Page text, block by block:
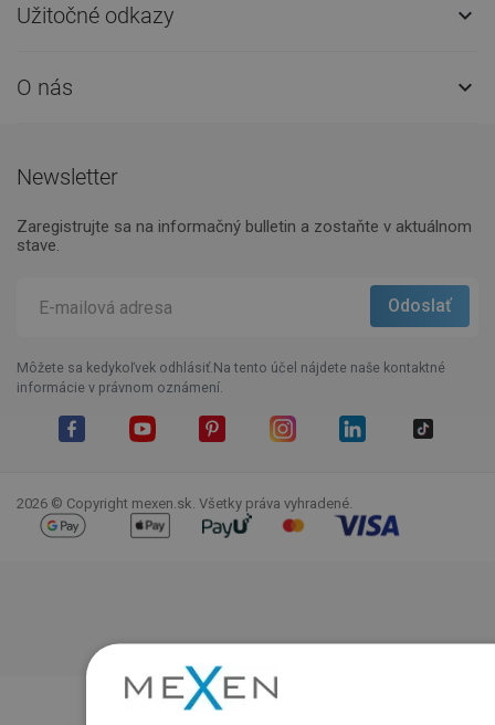
Užitočné odkazy 
O nás 
Newsletter
Zaregistrujte sa na informačný bulletin a zostaňte v aktuálnom
stave.
Môžete sa kedykoľvek odhlásiť.Na tento účel nájdete naše kontaktné
informácie v právnom oznámení.
2026 © Copyright mexen.sk. Všetky práva vyhradené.